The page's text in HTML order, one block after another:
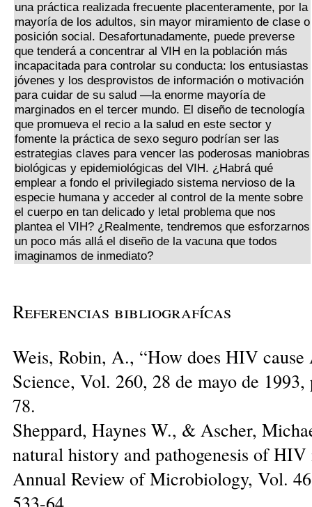
una práctica realizada frecuente placenteramente, por la
mayoría de los adultos, sin mayor miramiento de clase o
posición social. Desafortunadamente, puede preverse
que tenderá a concentrar al VIH en la población más
incapacitada para controlar su conducta: los entusiastas
jóvenes y los desprovistos de información o motivación
para cuidar de su salud —la enorme mayoría de
marginados en el tercer mundo. El diseño de tecnología
que promueva el recio a la salud en este sector y
fomente la práctica de sexo seguro podrían ser las
estrategias claves para vencer las poderosas maniobras
biológicas y epidemiológicas del VIH. ¿Habrá qué
emplear a fondo el privilegiado sistema nervioso de la
especie humana y acceder al control de la mente sobre
el cuerpo en tan delicado y letal problema que nos
plantea el VIH? ¿Realmente, tendremos que esforzarnos
un poco más allá el diseño de la vacuna que todos
imaginamos de inmediato?
Referencias bibliografícas
Weis, Robin, A., “How does HIV cause
Science, Vol. 260, 28 de mayo de 1993,
78.
Sheppard, Haynes W., & Ascher,
natural history and pathogenesis of
Annual Review of Microbiology, Vol.